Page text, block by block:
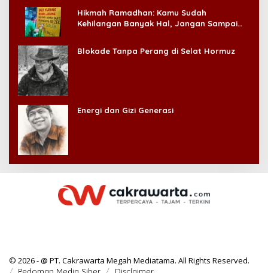
Hikmah Ramadhan: Kamu Sudah
Kehilangan Banyak Hal, Jangan Sampai
Blokade Tanpa Perang di Selat Hormuz
Energi dan Gizi Generasi
© 2026 - @ PT. Cakrawarta Megah Mediatama. All Rights Reserved.